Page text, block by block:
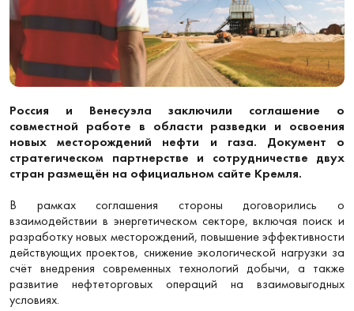
Россия и Венесуэла заключили соглашение о
совместной работе в области разведки и освоения
новых месторождений нефти и газа. Документ о
стратегическом партнерстве и сотрудничестве двух
стран размещён на официальном сайте Кремля.
В рамках соглашения стороны договорились о
взаимодействии в энергетическом секторе, включая поиск и
разработку новых месторождений, повышение эффективности
действующих проектов, снижение экологической нагрузки за
счёт внедрения современных технологий добычи, а также
развитие нефтеторговых операций на взаимовыгодных
условиях.